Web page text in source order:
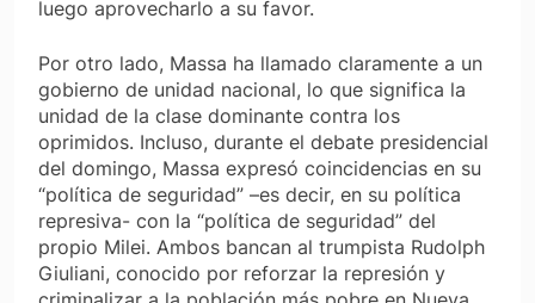
luego aprovecharlo a su favor.
Por otro lado, Massa ha llamado claramente a un
gobierno de unidad nacional, lo que significa la
unidad de la clase dominante contra los
oprimidos. Incluso, durante el debate presidencial
del domingo, Massa expresó coincidencias en su
“política de seguridad” –es decir, en su política
represiva- con la “política de seguridad” del
propio Milei. Ambos bancan al trumpista Rudolph
Giuliani, conocido por reforzar la represión y